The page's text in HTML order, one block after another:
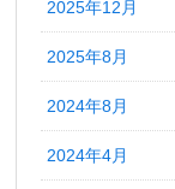
2025年12月
2025年8月
2024年8月
2024年4月